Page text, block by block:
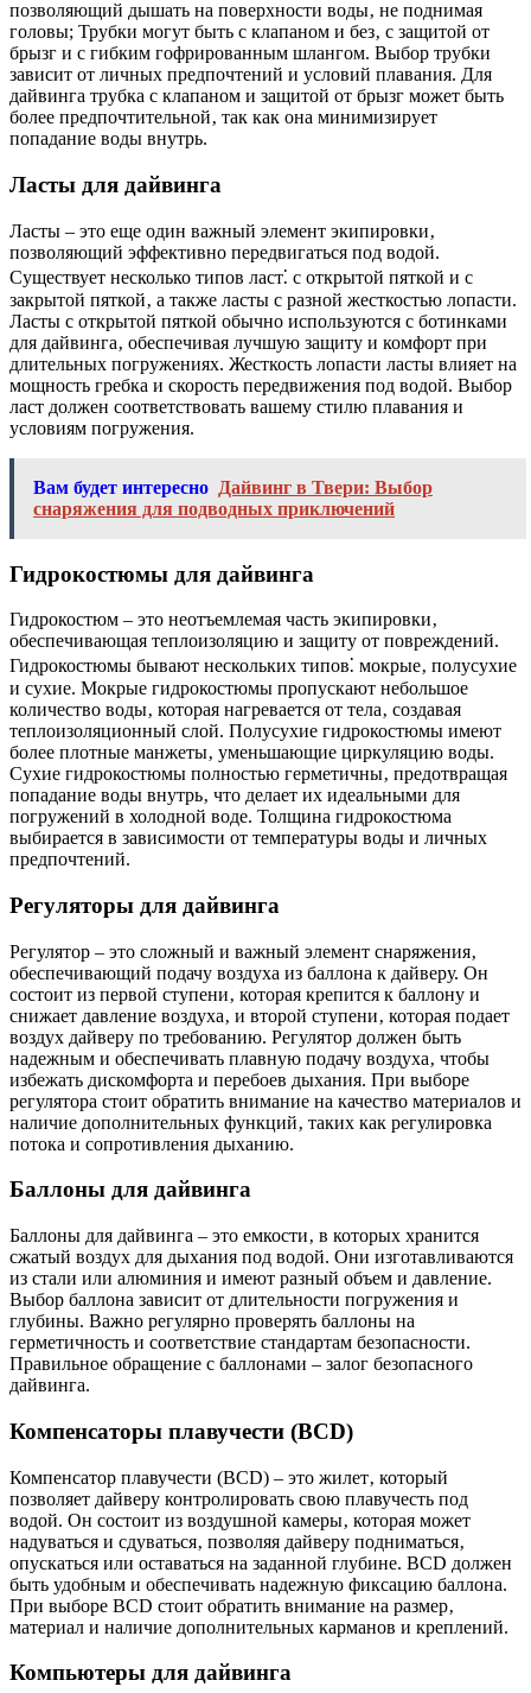
позволяющий дышать на поверхности воды‚ не поднимая
головы; Трубки могут быть с клапаном и без‚ с защитой от
брызг и с гибким гофрированным шлангом. Выбор трубки
зависит от личных предпочтений и условий плавания. Для
дайвинга трубка с клапаном и защитой от брызг может быть
более предпочтительной‚ так как она минимизирует
попадание воды внутрь.
Ласты для дайвинга
Ласты – это еще один важный элемент экипировки‚
позволяющий эффективно передвигаться под водой.
Существует несколько типов ласт⁚ с открытой пяткой и с
закрытой пяткой‚ а также ласты с разной жесткостью лопасти.
Ласты с открытой пяткой обычно используются с ботинками
для дайвинга‚ обеспечивая лучшую защиту и комфорт при
длительных погружениях. Жесткость лопасти ласты влияет на
мощность гребка и скорость передвижения под водой. Выбор
ласт должен соответствовать вашему стилю плавания и
условиям погружения.
Вам будет интересно Дайвинг в Твери: Выбор
снаряжения для подводных приключений
Гидрокостюмы для дайвинга
Гидрокостюм – это неотъемлемая часть экипировки‚
обеспечивающая теплоизоляцию и защиту от повреждений.
Гидрокостюмы бывают нескольких типов⁚ мокрые‚ полусухие
и сухие. Мокрые гидрокостюмы пропускают небольшое
количество воды‚ которая нагревается от тела‚ создавая
теплоизоляционный слой. Полусухие гидрокостюмы имеют
более плотные манжеты‚ уменьшающие циркуляцию воды.
Сухие гидрокостюмы полностью герметичны‚ предотвращая
попадание воды внутрь‚ что делает их идеальными для
погружений в холодной воде. Толщина гидрокостюма
выбирается в зависимости от температуры воды и личных
предпочтений.
Регуляторы для дайвинга
Регулятор – это сложный и важный элемент снаряжения‚
обеспечивающий подачу воздуха из баллона к дайверу. Он
состоит из первой ступени‚ которая крепится к баллону и
снижает давление воздуха‚ и второй ступени‚ которая подает
воздух дайверу по требованию. Регулятор должен быть
надежным и обеспечивать плавную подачу воздуха‚ чтобы
избежать дискомфорта и перебоев дыхания. При выборе
регулятора стоит обратить внимание на качество материалов и
наличие дополнительных функций‚ таких как регулировка
потока и сопротивления дыханию.
Баллоны для дайвинга
Баллоны для дайвинга – это емкости‚ в которых хранится
сжатый воздух для дыхания под водой. Они изготавливаются
из стали или алюминия и имеют разный объем и давление.
Выбор баллона зависит от длительности погружения и
глубины. Важно регулярно проверять баллоны на
герметичность и соответствие стандартам безопасности.
Правильное обращение с баллонами – залог безопасного
дайвинга.
Компенсаторы плавучести (BCD)
Компенсатор плавучести (BCD) – это жилет‚ который
позволяет дайверу контролировать свою плавучесть под
водой. Он состоит из воздушной камеры‚ которая может
надуваться и сдуваться‚ позволяя дайверу подниматься‚
опускаться или оставаться на заданной глубине. BCD должен
быть удобным и обеспечивать надежную фиксацию баллона.
При выборе BCD стоит обратить внимание на размер‚
материал и наличие дополнительных карманов и креплений.
Компьютеры для дайвинга